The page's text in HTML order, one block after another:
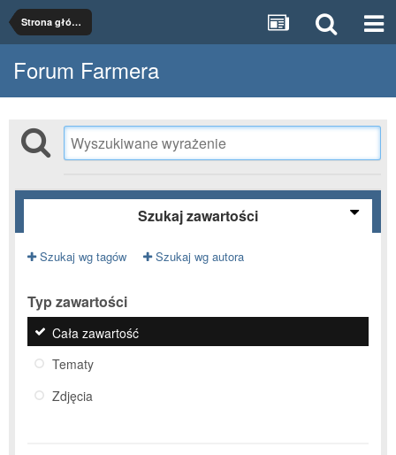
Strona główna
Forum Farmera
Szukaj zawartości
Szukaj wg tagów Szukaj wg autora
Typ zawartości
Cała zawartość
Tematy
Zdjęcia